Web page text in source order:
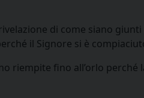
di come siano
il Signore si è
riempite fino all’orlo perché